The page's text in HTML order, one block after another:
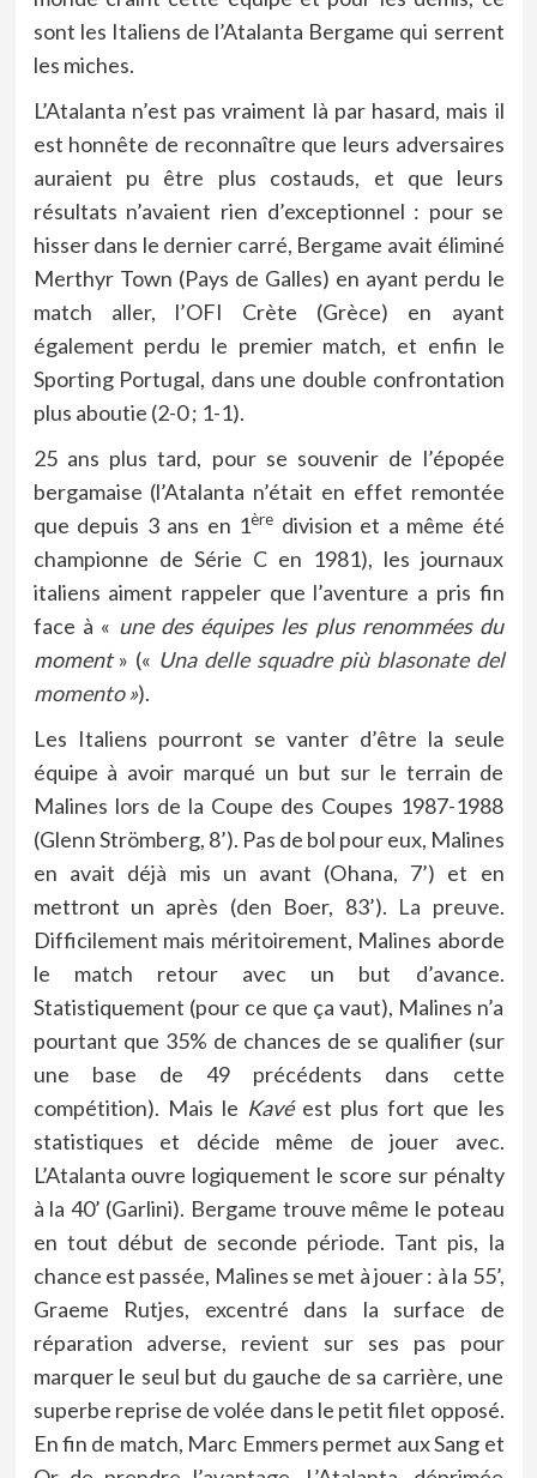
sont les Italiens de l’Atalanta Bergame qui serrent
les miches.
L’Atalanta n’est pas vraiment là par hasard, mais il
est honnête de reconnaître que leurs adversaires
auraient pu être plus costauds, et que leurs
résultats n’avaient rien d’exceptionnel : pour se
hisser dans le dernier carré, Bergame avait éliminé
Merthyr Town (Pays de Galles) en ayant perdu le
match aller, l’OFI Crète (Grèce) en ayant
également perdu le premier match, et enfin le
Sporting Portugal, dans une double confrontation
plus aboutie (2-0 ; 1-1).
25 ans plus tard, pour se souvenir de l’épopée
bergamaise (l’Atalanta n’était en effet remontée
que depuis 3 ans en 1ère division et a même été
championne de Série C en 1981), les journaux
italiens aiment rappeler que l’aventure a pris fin
face à « une des équipes les plus renommées du
moment» (« Una delle squadre più blasonate del
momento»).
Les Italiens pourront se vanter d’être la seule
équipe à avoir marqué un but sur le terrain de
Malines lors de la Coupe des Coupes 1987-1988
(Glenn Strömberg, 8’). Pas de bol pour eux, Malines
en avait déjà mis un avant (Ohana, 7’) et en
mettront un après (den Boer, 83’). La preuve.
Difficilement mais méritoirement, Malines aborde
le match retour avec un but d’avance.
Statistiquement (pour ce que ça vaut), Malines n’a
pourtant que 35% de chances de se qualifier (sur
une base de 49 précédents dans cette
compétition). Mais le Kavé est plus fort que les
statistiques et décide même de jouer avec.
L’Atalanta ouvre logiquement le score sur pénalty
à la 40’ (Garlini). Bergame trouve même le poteau
en tout début de seconde période. Tant pis, la
chance est passée, Malines se met à jouer : à la 55’,
Graeme Rutjes, excentré dans la surface de
réparation adverse, revient sur ses pas pour
marquer le seul but du gauche de sa carrière, une
superbe reprise de volée dans le petit filet opposé.
En fin de match, Marc Emmers permet aux Sang et